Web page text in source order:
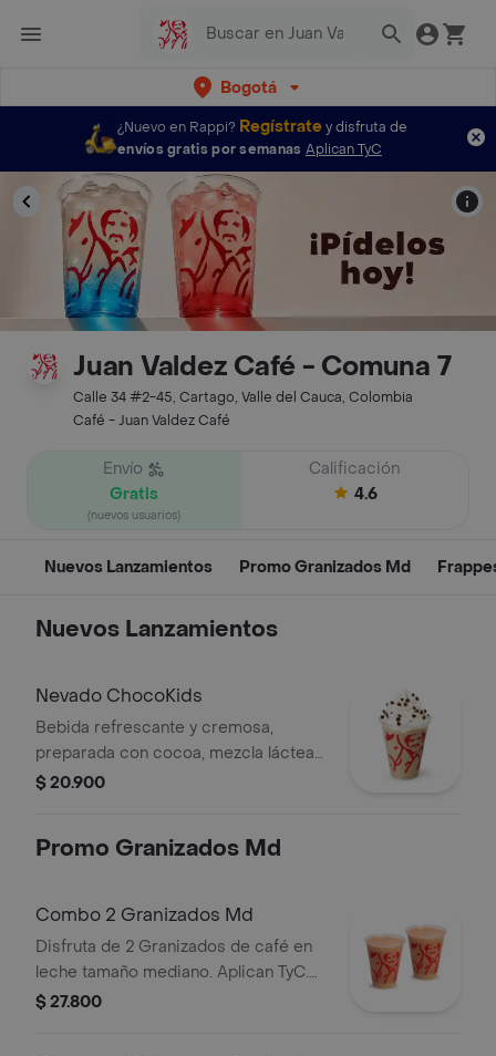
Bogotá
¿Nuevo en Rappi? Regístratey disfruta de
envíos gratis por semanas Aplican TyC
Juan Valdez Café - Comuna 7
Calle 34 #2-45, Cartago, Valle del Cauca, Colombia
Café - Juan Valdez Café
Envío
Gratis
(nuevos usuarios)
Calificación
4.6
Nuevos Lanzamientos Promo Granizados Md
Nuevos Lanzamientos
Nevado ChocoKids
Bebida refrescante y cremosa,
preparada con cocoa, mezcla láctea
reducida en azúcar, decorada con
$ 20.900
Promo Granizados Md
Combo 2 Granizados Md
Disfruta de 2 Granizados de café en
leche tamaño mediano. Aplican TyC.
Producto sujeto a disponibilidad en
$ 27.800